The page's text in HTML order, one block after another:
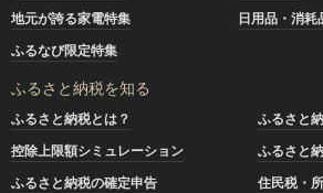
地元が誇る家電特集
日用品・消耗
ふるなび限定特集
ふるさと納税を知る
ふるさと納税とは？
ふるさと
控除上限額シミュレーション
ふるさと
ふるさと納税の確定申告
住民税・